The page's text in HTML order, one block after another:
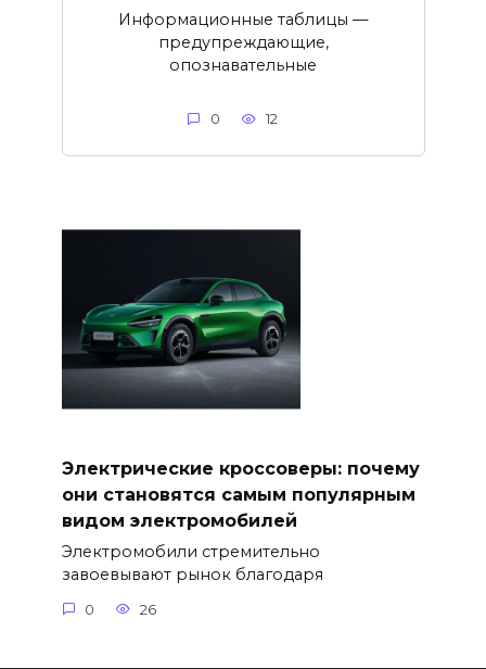
Информационные таблицы —
предупреждающие,
опознавательные
0 12
Электрические кроссоверы: почему
они становятся самым популярным
видом электромобилей
Электромобили стремительно
завоевывают рынок благодаря
0 26